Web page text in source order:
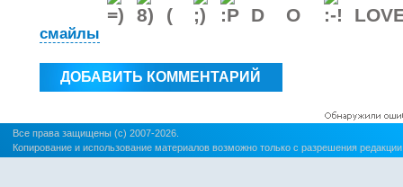
смайлы
Все права защищены (c) 2007-2026.
Копирование и использование материалов возможно только с разрешения